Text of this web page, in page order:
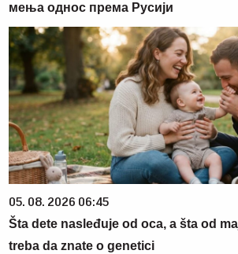
мења однос према Русији
05. 08. 2026 06:45
Šta dete nasleđuje od oca, a šta od
treba da znate o genetici